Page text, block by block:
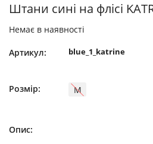
Штани сині на флісі
Немає в наявності
Артикул: blue_1_katrine
Розмір: M
Опис: